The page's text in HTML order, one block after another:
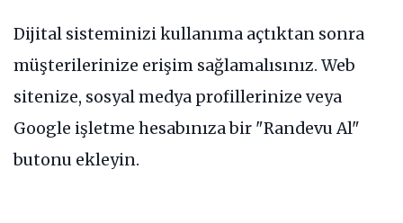
Dijital sisteminizi kullanıma açtıktan sonra
müşterilerinize erişim sağlamalısınız. Web
sitenize, sosyal medya profillerinize veya
Google işletme hesabınıza bir "Randevu Al"
butonu ekleyin.